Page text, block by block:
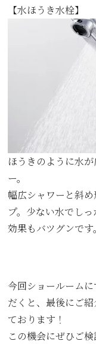
【水ほうき水栓】
ほうきのように水
ー。
幅広シャワーと斜
プ。少ない水でし
効果もバツグンです。
今回ショールーム
だくと、最後にご
ております！
この機会にぜひご